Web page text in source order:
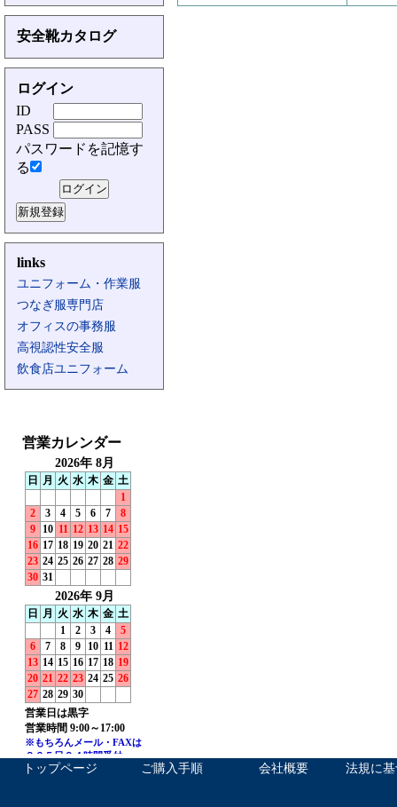
安全靴カタログ
ログイン
ID
PASS
パスワードを記憶す
る
links
ユニフォーム・作業服
つなぎ服専門店
オフィスの事務服
高視認性安全服
飲食店ユニフォーム
トップページ ご購入手順 会社概要 法規に